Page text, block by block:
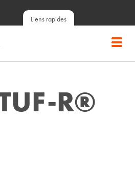
Liens rapides
R®